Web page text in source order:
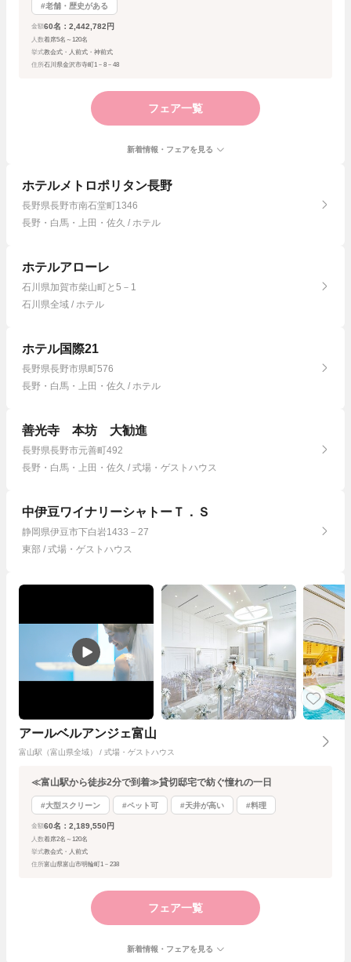
#老舗・歴史がある
金額 60名：2,442,782円
人数着席5名～120名
挙式教会式・人前式・神前式
住所石川県金沢市寺町1－8－48
フェア一覧
新着情報・フェアを見る
ホテルメトロポリタン長野
長野県長野市南石堂町1346
長野・白馬・上田・佐久 / ホテル
ホテルアローレ
石川県加賀市柴山町と5－1
石川県全域 / ホテル
ホテル国際21
長野県長野市県町576
長野・白馬・上田・佐久 / ホテル
善光寺 本坊 大勧進
長野県長野市元善町492
長野・白馬・上田・佐久 / 式場・ゲストハウス
中伊豆ワイナリーシャトーＴ．Ｓ
静岡県伊豆市下白岩1433－27
東部 / 式場・ゲストハウス
アールベルアンジェ富山
富山駅（富山県全域） / 式場・ゲストハウス
≪富山駅から徒歩2分で到着≫貸切邸宅で紡ぐ憧れの一日
#大型スクリーン #ペット可 #天井が高い #料理
金額 60名：2,189,550円
人数着席2名～120名
挙式教会式・人前式
住所富山県富山市明輪町1－238
フェア一覧
新着情報・フェアを見る